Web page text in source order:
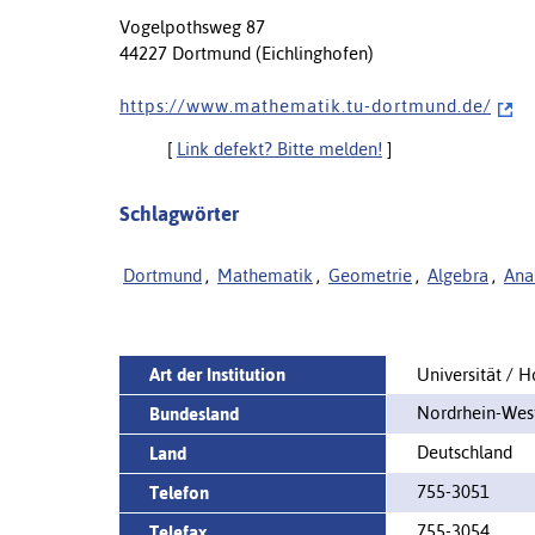
Vogelpothsweg 87
44227 Dortmund (Eichlinghofen)
h t t p s : / / w w w . m a t h e m a t i k . t u - d o r t m u n d . d e /
[ Link defekt? Bitte melden! ]
Schlagwörter
Dortmund , Mathematik , Geometrie , Algebra ,
Art der Institution
Universität /
Bundesland
Nordrhein-
Land
Deutschland
Telefon
755-3051
755-3054